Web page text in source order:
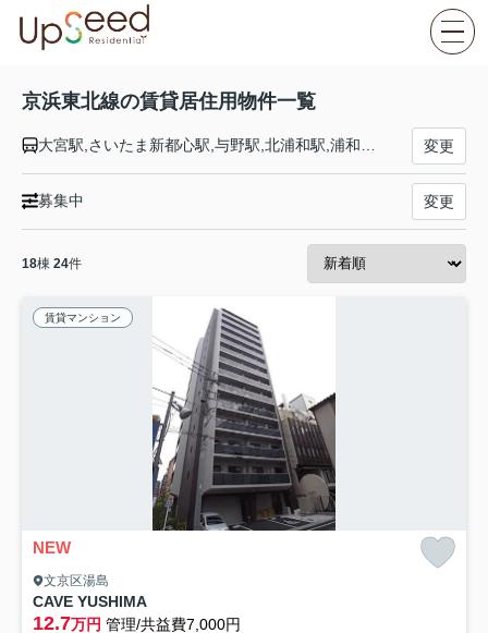
京浜東北線の賃貸居住用物件一覧
大宮駅,さいたま新都心駅,与野駅,北浦和駅,浦和駅,南浦和駅,蕨駅,西川口駅,川口駅,赤羽駅,東十条駅,王子駅,上中里駅,田端駅,西日暮里駅,日暮里駅,鶯谷駅,上野駅,御徒町駅,秋葉原駅,神田駅,東京駅,有楽町駅,新橋駅,浜松町駅,田町駅,高輪ゲートウェイ駅,品川駅,大井町駅,大森駅,蒲田駅,川崎駅,鶴見駅,新子安駅,東神奈川駅,横浜駅,桜木町駅,関内駅,石川町駅,山手駅,根岸駅,磯子駅,新杉田駅,洋光台駅,港南台駅,本郷台駅,大船駅 変更
募集中 変更
18棟 24件
賃貸マンション
NEW
文京区湯島
CAVE YUSHIMA
12.7万円 管理/共益費7,000円